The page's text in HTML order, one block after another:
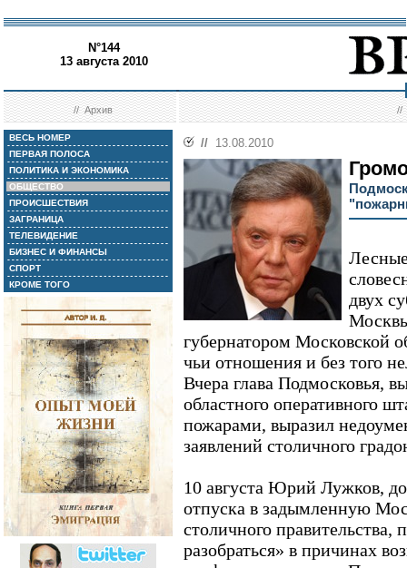
N°144
13 августа 2010
//Архив //
ВЕСЬ НОМЕР
ПЕРВАЯ ПОЛОСА
ПОЛИТИКА И ЭКОНОМИКА
ОБЩЕСТВО
ПРОИСШЕСТВИЯ
ЗАГРАНИЦА
ТЕЛЕВИДЕНИЕ
БИЗНЕС И ФИНАНСЫ
СПОРТ
КРОМЕ ТОГО
// 13.08.2010
двух
губернатором Московской
чьи отношения и без того
Вчера глава Подмосковья,
областного оперативного
пожарами, выразил
заявлений столичного
10 августа Юрий Лужков,
отпуска в задымленную
столичного правительства,
разобраться» в причинах